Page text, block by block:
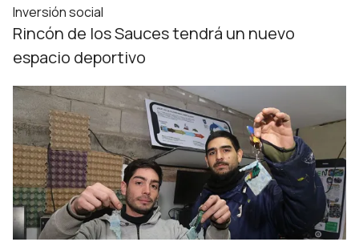
Inversión social
Rincón de los Sauces tendrá un nuevo
espacio deportivo